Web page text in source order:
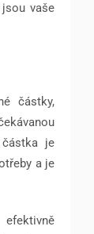
vaše
částky,
je
a je